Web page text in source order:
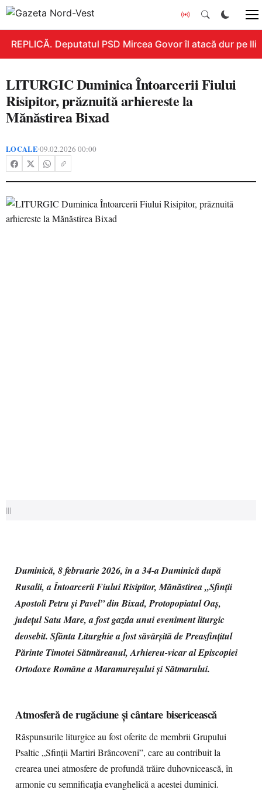
REPLICĂ. Deputatul PSD Mircea Govor îl atacă dur pe
LITURGIC Duminica Întoarcerii Fiului
Risipitor, prăznuită arhiereste la
Mănăstirea Bixad
LOCALE•09.02.2026 00:00
|||
Duminică, 8 februarie 2026, în a 34-a Duminică după
Rusalii, a Întoarcerii Fiului Risipitor, Mănăstirea „Sfinții
Apostoli Petru și Pavel” din Bixad, Protopopiatul Oaș,
județul Satu Mare, a fost gazda unui eveniment liturgic
deosebit. Sfânta Liturghie a fost săvârșită de Preasfințitul
Părinte Timotei Sătmăreanul, Arhiereu-vicar al Episcopiei
Ortodoxe Române a Maramureșului și Sătmarului.
Atmosferă de rugăciune și cântare bisericească
Răspunsurile liturgice au fost oferite de membrii Grupului
Psaltic „Sfinții Martiri Brâncoveni”, care au contribuit la
crearea unei atmosfere de profundă trăire duhovnicească, în
armonie cu semnificația evanghelică a acestei duminici.